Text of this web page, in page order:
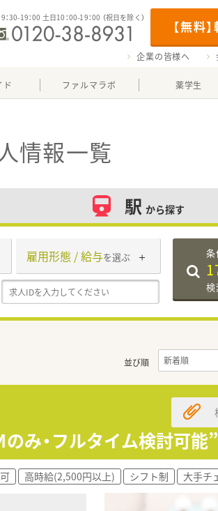
【無料
：30-19：00 土日10：00-19：00 （祝日を除く）
企業の皆様へ
ド ファルマラボ 薬学生
情報一覧
駅 から探す
雇用形態 / 給与を選ぶ
検
並び順
み・フルタイム検討可能”
高時給(2,500円以上) シフト制 大手チ